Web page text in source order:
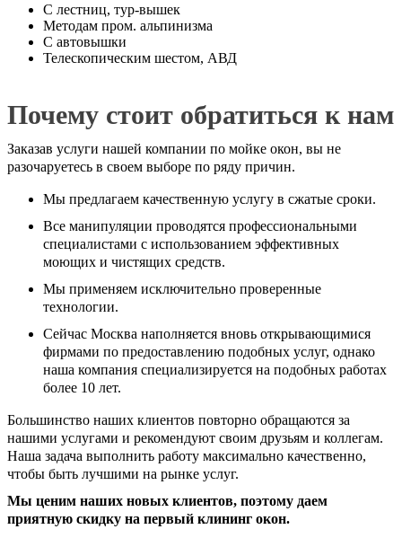
С лестниц, тур-вышек
Методам пром. альпинизма
С автовышки
Телескопическим шестом, АВД
Почему стоит обратиться к нам
Заказав услуги нашей компании по мойке окон, вы не
разочаруетесь в своем выборе по ряду причин.
Мы предлагаем качественную услугу в сжатые сроки.
Все манипуляции проводятся профессиональными
специалистами с использованием эффективных
моющих и чистящих средств.
Мы применяем исключительно проверенные
технологии.
Сейчас Москва наполняется вновь открывающимися
фирмами по предоставлению подобных услуг, однако
наша компания специализируется на подобных работах
более 10 лет.
Большинство наших клиентов повторно обращаются за
нашими услугами и рекомендуют своим друзьям и коллегам.
Наша задача выполнить работу максимально качественно,
чтобы быть лучшими на рынке услуг.
Мы ценим наших новых клиентов, поэтому даем
приятную скидку на первый клининг окон.